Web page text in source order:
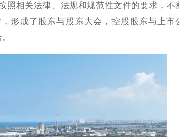
照相关法律、法规和规范性文件的要求，不
形成了股东与股东大会，控股股东与上市